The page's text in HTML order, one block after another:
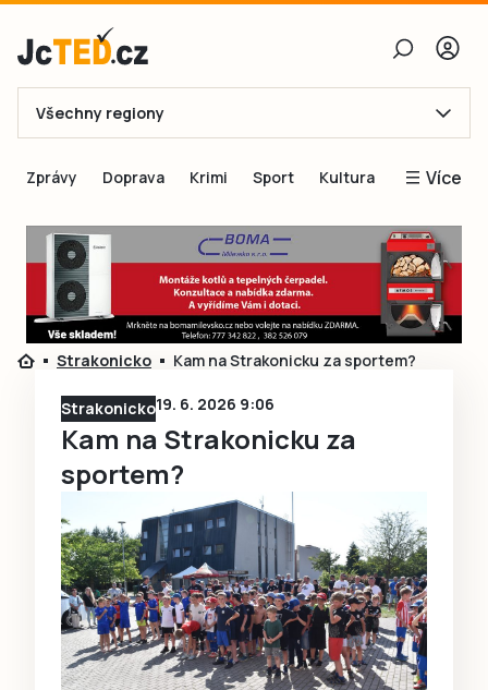
E-mail
Obnovit heslo
Přihlásit se
Přihlásit se přes Facebook
Ještě nemám účet, chci se
Všechny regiony
Zprávy Doprava Krimi Sport Kultura Více
Blogy
Inspirace
Čtenáři píší
Speciální přílohy
Inzerce
Strakonicko Kam na Strakonicku za sportem?
Strakonicko19. 6. 2026 9:06
Kam na Strakonicku za
sportem?